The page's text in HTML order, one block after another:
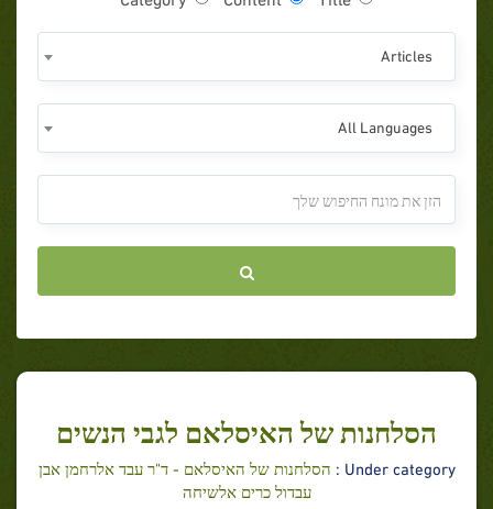
Articles
All Languages
הסלחנות של האיסלאם לגבי הנשים
Under category :
הסלחנות של האיסלאם - ד"ר עבד אלרחמן אבן
עבדול כרים אלשיחה